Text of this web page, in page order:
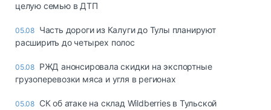
целую семью в ДТП
05.08 Часть дороги из Калуги до Тулы планируют
расширить до четырех полос
05.08 РЖД анонсировала скидки на экспортные
грузоперевозки мяса и угля в регионах
05.08 СК об атаке на склад Wildberries в Тульской